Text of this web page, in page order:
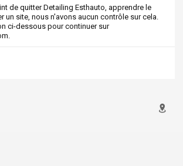
de quitter Detailing Esthauto, apprendre le
un site, nous n'avons aucun contrôle sur cela.
ci-dessous pour continuer sur